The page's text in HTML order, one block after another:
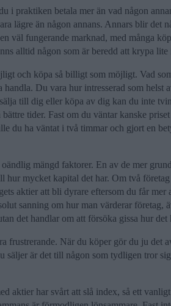
i praktiken betala mer än vad någon
lägre än någon annans. Annars blir det
väl fungerande marknad, med många
alltid någon som är beredd att krypa lite
och köpa så billigt som möjligt. Vad
handla. Du vara hur intresserad som helst
till dig eller köpa av dig kan du inte
bättre tider. Fast om du väntar kanske
du ha väntat i två timmar och gjort en
mängd faktorer. En av de mer
hur mycket kapital det har. Om två
aktier att bli dyrare eftersom du får
sanning om hur man värderar företag,
det handlar om att försöka gissa hur
frustrerande. När du köper gör du ju det
säljer är det till någon som tydligen tror
aktier har svårt att slå index, så ett